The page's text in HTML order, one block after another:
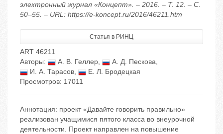
электронный журнал «Концепт». – 2016. – Т. 12. – С.
50–55. – URL: https://e-koncept.ru/2016/46211.htm
Статья в РИНЦ
ART 46211
Авторы:
А. В. Геллер, А. Д. Пескова,
И. А. Тарасов,
Е. Л. Бродецкая
Просмотров: 17011
Аннотация: проект «Давайте говорить правильно»
реализован учащимися пятого класса во внеурочной
деятельности. Проект направлен на повышение